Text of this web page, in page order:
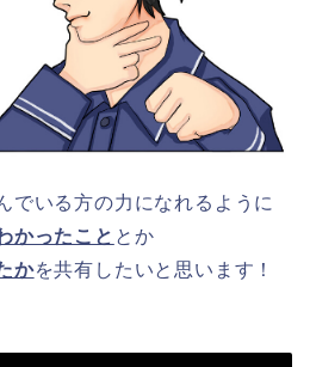
でいる方の力になれるように
かったこと とか
かを共有したいと思います！